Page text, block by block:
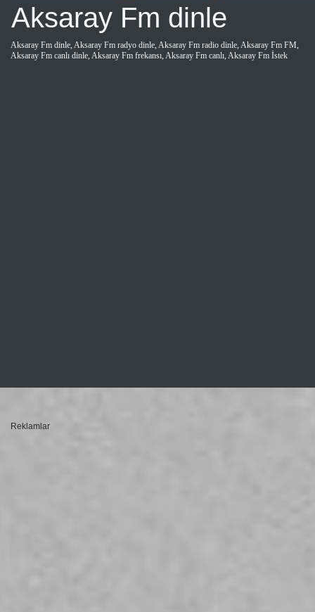
Aksaray Fm dinle
Aksaray Fm dinle, Aksaray Fm radyo dinle, Aksaray Fm radio dinle, Aksaray Fm FM,
Aksaray Fm canlı dinle, Aksaray Fm frekansı, Aksaray Fm canlı, Aksaray Fm İstek
Reklamlar